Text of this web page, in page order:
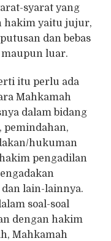
syarat yang
hakim yaitu jujur,
dan bebas
luar.
itu perlu ada
Mahkamah
dalam bidang
pemindahan,
hukuman
pengadilan
lain-lainnya.
soal-soal
dengan hakim
Mahkamah